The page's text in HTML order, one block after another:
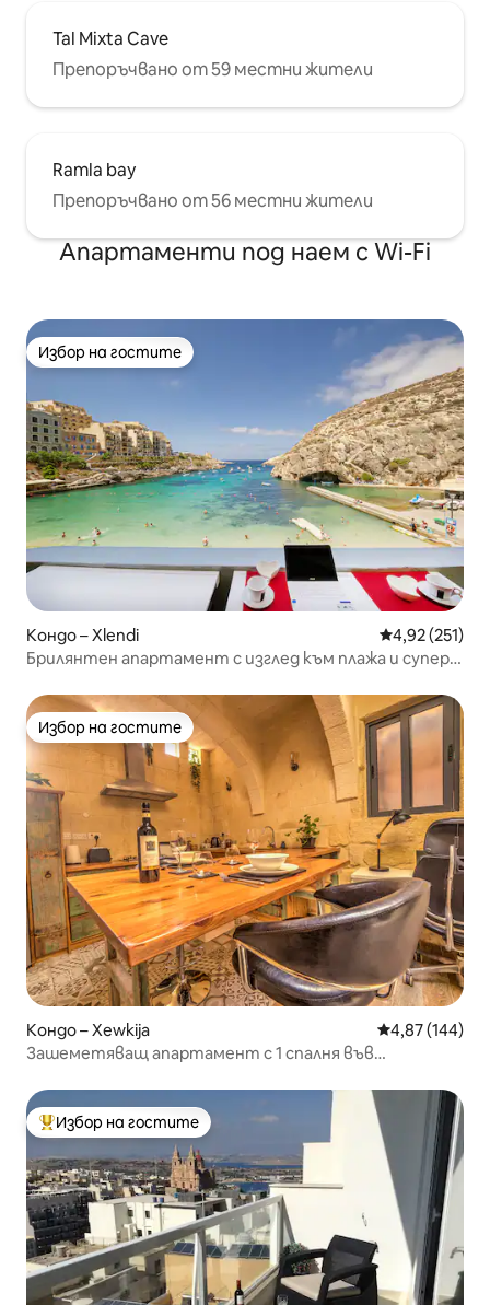
Tal Mixta Cave
Препоръчвано от 59 местни жители
Ramla bay
Препоръчвано от 56 местни жители
Апартаменти под наем с Wi-Fi
Избор на гостите
Избор на гостите
Кондо – Xlendi Средна
4,92 (251)
Брилянтен апартамент с изглед към плажа и супер
Избор на гостите
Избор на гостите
Кондо – Xewkija Средна
4,87 (144)
Зашеметяващ апартамент с 1 спалня във
Най-популярен избор на гостите
Избор на гостите